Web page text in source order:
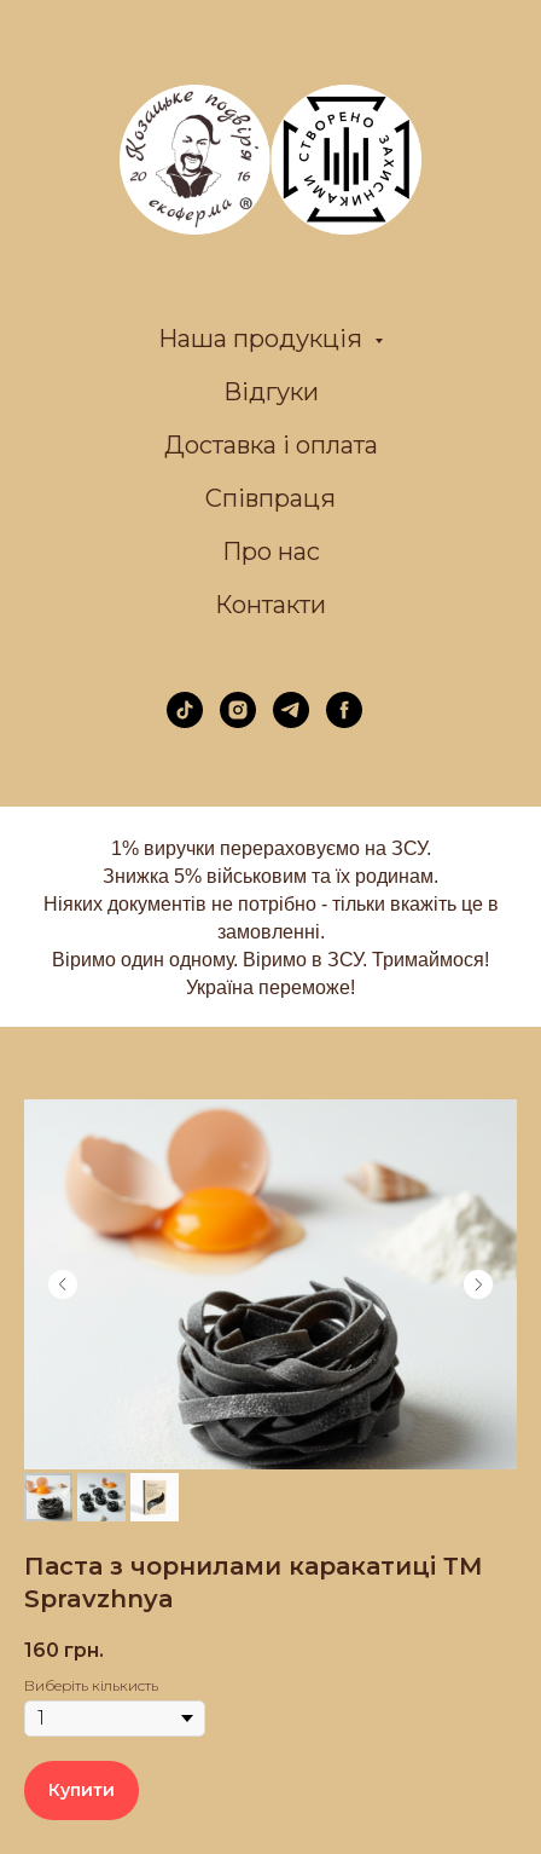
Наша продукція
Відгуки
Доставка і оплата
Співпраця
Про нас
Контакти
1% виручки перераховуємо на ЗСУ.
Знижка 5% військовим та їх родинам.
Ніяких документів не потрібно - тільки вкажіть це в
замовленні.
Віримо один одному. Віримо в ЗСУ. Тримаймося!
Україна переможе!
Паста з чорнилами каракатиці ТМ
Spravzhnya
160 грн.
Виберіть кількисть
Купити